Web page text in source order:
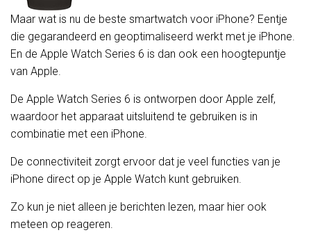
Maar wat is nu de beste smartwatch voor iPhone? Eentje
die gegarandeerd en geoptimaliseerd werkt met je iPhone.
En de Apple Watch Series 6 is dan ook een hoogtepuntje
van Apple.
De Apple Watch Series 6 is ontworpen door Apple zelf,
waardoor het apparaat uitsluitend te gebruiken is in
combinatie met een iPhone.
De connectiviteit zorgt ervoor dat je veel functies van je
iPhone direct op je Apple Watch kunt gebruiken.
Zo kun je niet alleen je berichten lezen, maar hier ook
meteen op reageren.